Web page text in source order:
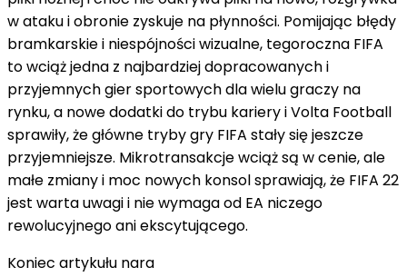
w ataku i obronie zyskuje na płynności. Pomijając błędy
bramkarskie i niespójności wizualne, tegoroczna FIFA
to wciąż jedna z najbardziej dopracowanych i
przyjemnych gier sportowych dla wielu graczy na
rynku, a nowe dodatki do trybu kariery i Volta Football
sprawiły, że główne tryby gry FIFA stały się jeszcze
przyjemniejsze. Mikrotransakcje wciąż są w cenie, ale
małe zmiany i moc nowych konsol sprawiają, że FIFA 22
jest warta uwagi i nie wymaga od EA niczego
rewolucyjnego ani ekscytującego.
Koniec artykułu nara